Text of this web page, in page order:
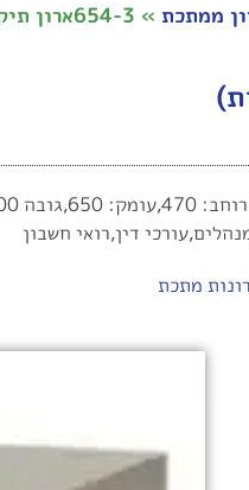
ממתכת » 654-3ארון תיקיה 3 (3 מגירות)
דין,רואי חשבון
מתכת